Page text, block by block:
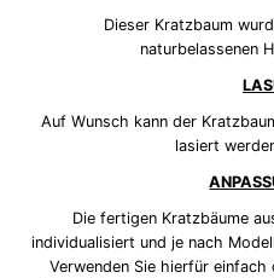
Dieser Kratzbaum
naturbelassenen
Auf Wunsch kann der
lasiert
Die fertigen Kratzbäume
individualisiert und je nach
Verwenden Sie hierfür